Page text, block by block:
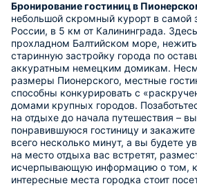
Бронирование гостиниц в
небольшой скромный курорт в самой
России, в 5 км от Калининграда.
прохладном Балтийском море,
старинную застройку города по
аккуратным немецким домикам.
размеры Пионерского, местные
способны конкурировать с
домами крупных городов.
на отдыхе до начала путешествия –
понравившуюся гостиницу и
всего несколько минут, а вы будете
на место отдыха вас встретят,
исчерпывающую информацию о том,
интересные места городка стоит